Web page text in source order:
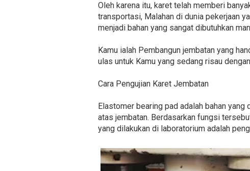
Oleh karena itu, karet telah memberi
transportasi, Malahan di dunia pekerjaan
menjadi bahan yang sangat dibutuhkan
Kamu ialah Pembangun jembatan yang
ulas untuk Kamu yang sedang risau
Cara Pengujian Karet Jembatan
Elastomer bearing pad adalah bahan
atas jembatan. Berdasarkan fungsi
yang dilakukan di laboratorium adalah